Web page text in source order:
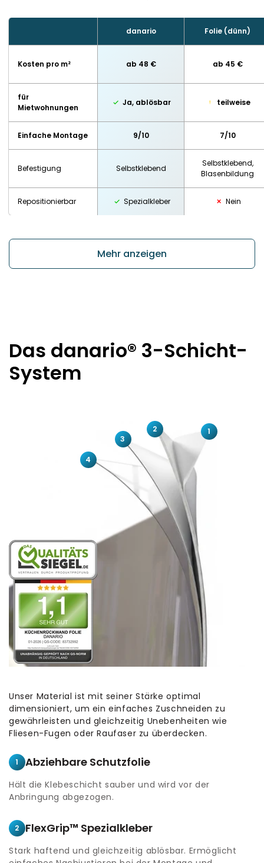
danario Folie (dünn)
Kosten pro m² ab 48 € ab 45 €
für
Mietwohnungen
Ja, ablösbar teilweise
Einfache Montage 9/10 7/10
Befestigung Selbstklebend
Selbstklebend,
Blasenbildung
Repositionierbar Spezialkleber Nein
Mehr anzeigen
Das danario® 3-Schicht-
System
1
2
3
4
Unser Material ist mit seiner Stärke optimal
dimensioniert, um ein einfaches Zuschneiden zu
gewährleisten und gleichzeitig Unebenheiten wie
Fliesen-Fugen oder Raufaser zu überdecken.
1 Abziehbare Schutzfolie
Hält die Klebeschicht sauber und wird vor der
Anbringung abgezogen.
2 FlexGrip™ Spezialkleber
Stark haftend und gleichzeitig ablösbar. Ermöglicht